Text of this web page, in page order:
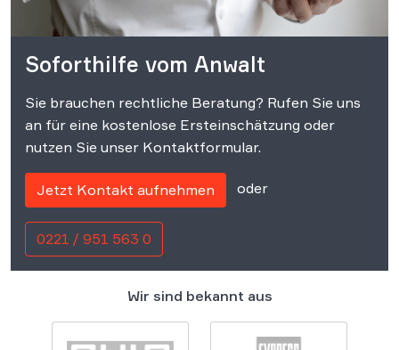
Soforthilfe vom Anwalt
Sie brauchen rechtliche Beratung? Rufen Sie uns
an für eine kostenlose Ersteinschätzung oder
nutzen Sie unser Kontaktformular.
Jetzt Kontakt aufnehmen oder
0221 / 951 563 0
Wir sind bekannt aus